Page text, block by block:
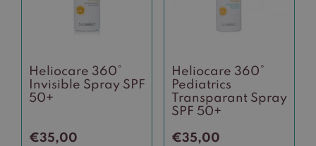
Heliocare 360°
Invisible Spray SPF
50+
€35,00
Heliocare 360°
Pediatrics
Transparant Spray
SPF 50+
€35,00